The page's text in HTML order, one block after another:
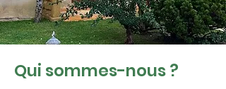
Qui sommes-nous ?